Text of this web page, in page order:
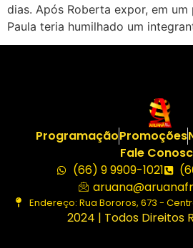
dias. Após Roberta expor, em um
Paula teria humilhado um
ProgramaçãoPromoções
Fale
(66) 9 9909-1021
Endereço: Rua Bororos, 673 -
2024 | Todos Direitos